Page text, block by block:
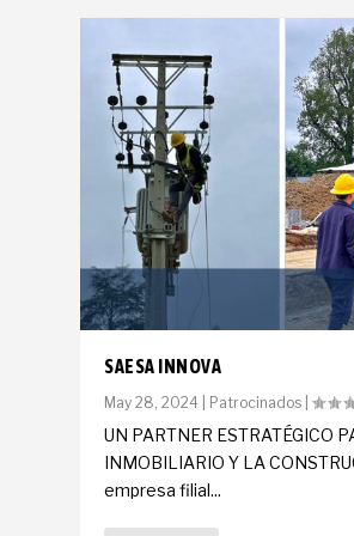
SAESA INNOVA
May 28, 2024 Patrocinados |
UN PARTNER ESTRATÉGICO
INMOBILIARIO Y LA
empresa filial...